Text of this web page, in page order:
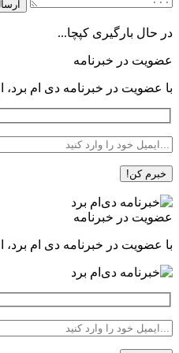
در حال بارگیری کپچا...
عضویت در خبرنامه
با عضویت در خبرنامه دی ام برد،
عضویت در خبرنامه
با عضویت در خبرنامه دی ام برد،